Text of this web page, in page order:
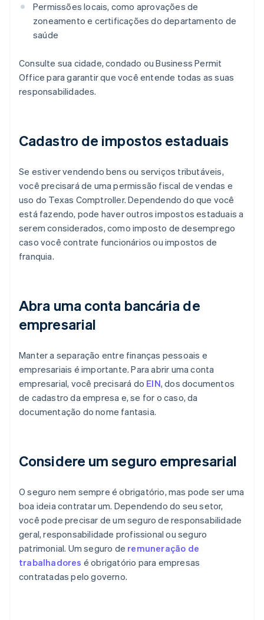
Permissões locais, como aprovações de
zoneamento e certificações do departamento de
saúde
Consulte sua cidade, condado ou Business Permit
Office para garantir que você entende todas as suas
responsabilidades.
Cadastro de impostos estaduais
Se estiver vendendo bens ou serviços tributáveis,
você precisará de uma permissão fiscal de vendas e
uso do Texas Comptroller. Dependendo do que você
está fazendo, pode haver outros impostos estaduais a
serem considerados, como imposto de desemprego
caso você contrate funcionários ou impostos de
franquia.
Abra uma conta bancária de
empresarial
Manter a separação entre finanças pessoais e
empresariais é importante. Para abrir uma conta
empresarial, você precisará do EIN, dos documentos
de cadastro da empresa e, se for o caso, da
documentação do nome fantasia.
Considere um seguro empresarial
O seguro nem sempre é obrigatório, mas pode ser uma
boa ideia contratar um. Dependendo do seu setor,
você pode precisar de um seguro de responsabilidade
geral, responsabilidade profissional ou seguro
patrimonial. Um seguro de remuneração de
trabalhadores é obrigatório para empresas
contratadas pelo governo.